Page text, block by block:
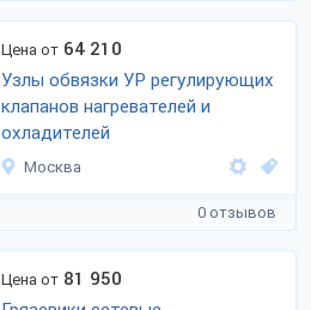
Цена от 64 210
Узлы обвязки УР регулирующих
клапанов нагревателей и
охладителей
Москва
0 отзывов
Цена от 81 950